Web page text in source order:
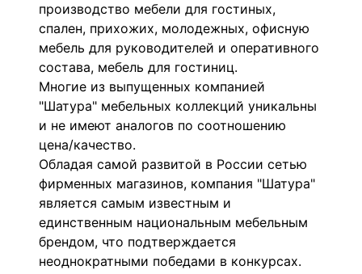
производство мебели для гостиных,
спален, прихожих, молодежных, офисную
мебель для руководителей и оперативного
состава, мебель для гостиниц.
Многие из выпущенных компанией
"Шатура" мебельных коллекций уникальны
и не имеют аналогов по соотношению
цена/качество.
Обладая самой развитой в России сетью
фирменных магазинов, компания "Шатура"
является самым известным и
единственным национальным мебельным
брендом, что подтверждается
неоднократными победами в конкурсах.